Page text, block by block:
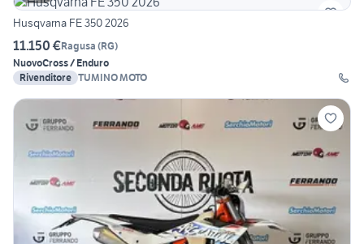
Husqvarna FE 350 2026
11.150 €Ragusa (RG)
NuovoCross / Enduro
Rivenditore TUMINO MOTO